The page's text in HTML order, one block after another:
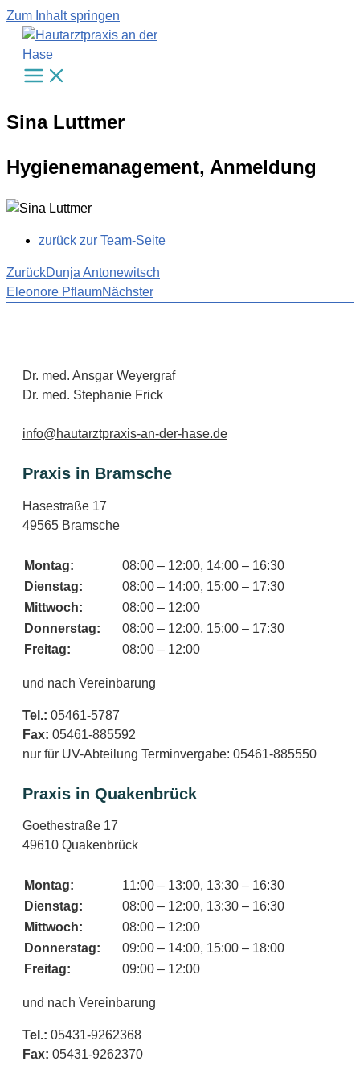
Zum Inhalt springen
Sina Luttmer
Hygienemanagement, Anmeldung
zurück zur Team-Seite
ZurückDunja Antonewitsch
Eleonore PflaumNächster
Dr. med. Ansgar Weyergraf
Dr. med. Stephanie Frick
info@hautarztpraxis-an-der-hase.de
Praxis in Bramsche
Hasestraße 17
49565 Bramsche
Montag:
08:00 – 12:00, 14:00 – 16:30
Dienstag:
08:00 – 14:00, 15:00 – 17:30
Mittwoch:
08:00 – 12:00
Donnerstag:
08:00 – 12:00, 15:00 – 17:30
Freitag:
08:00 – 12:00
und nach Vereinbarung
Tel.: 05461-5787
Fax: 05461-885592
nur für UV-Abteilung Terminvergabe: 05461-885550
Praxis in Quakenbrück
Goethestraße 17
49610 Quakenbrück
Montag:
11:00 – 13:00, 13:30 – 16:30
Dienstag:
08:00 – 12:00, 13:30 – 16:30
Mittwoch:
08:00 – 12:00
Donnerstag:
09:00 – 14:00, 15:00 – 18:00
Freitag:
09:00 – 12:00
und nach Vereinbarung
Tel.: 05431-9262368
Fax: 05431-9262370